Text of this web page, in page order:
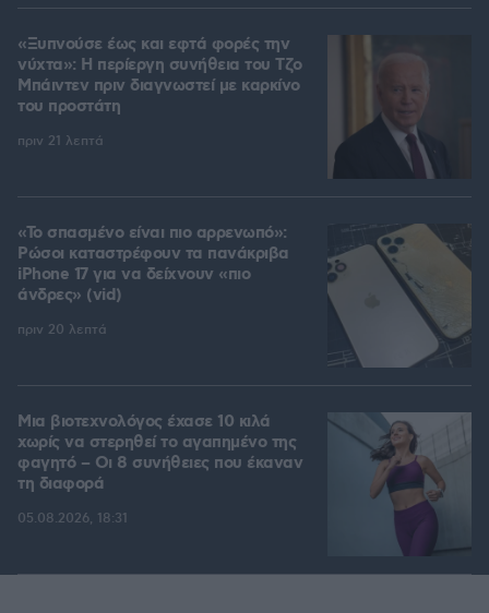
«Ξυπνούσε έως και εφτά φορές την
νύχτα»: Η περίεργη συνήθεια του Τζο
Μπάιντεν πριν διαγνωστεί με καρκίνο
του προστάτη
πριν 21 λεπτά
«Το σπασμένο είναι πιο αρρενωπό»:
Ρώσοι καταστρέφουν τα πανάκριβα
iPhone 17 για να δείχνουν «πιο
άνδρες» (vid)
πριν 20 λεπτά
Μια βιοτεχνολόγος έχασε 10 κιλά
χωρίς να στερηθεί το αγαπημένο της
φαγητό – Οι 8 συνήθειες που έκαναν
τη διαφορά
05.08.2026, 18:31